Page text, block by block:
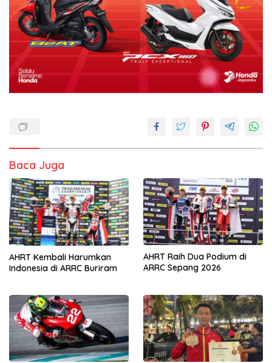
Baca Juga
AHRT Kembali Harumkan
Indonesia di ARRC Buriram
AHRT Raih Dua Podium di
ARRC Sepang 2026